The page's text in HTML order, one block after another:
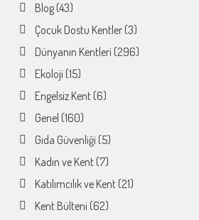
Blog(43)
Çocuk Dostu Kentler(3)
Dünyanın Kentleri (296)
Ekoloji (15)
Engelsiz Kent(6)
Genel (160)
Gıda Güvenliği (5)
Kadın ve Kent(7)
Katılımcılık ve Kent(21)
Kent Bülteni (62)